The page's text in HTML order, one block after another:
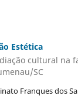
Estética
cultural na
SC
Franques dos